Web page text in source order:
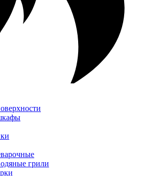
грили